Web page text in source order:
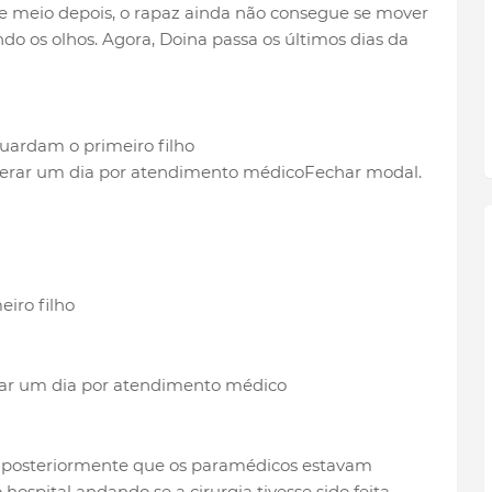
depois, o rapaz ainda não consegue se mover
os olhos. Agora, Doina passa os últimos dias da
Fechar modal.
filho
um dia por atendimento médico
que os paramédicos estavam